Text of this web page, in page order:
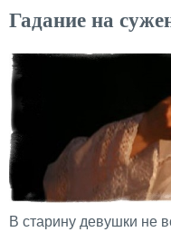
Гадание на
В старину девушки не